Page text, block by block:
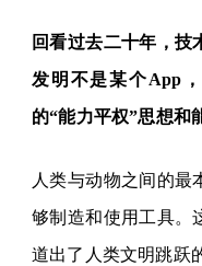
回看过去二十年，技
发明不是某个App
的“能力平权”思想和
人类与动物之间的最
够制造和使用工具。
道出了人类文明跳跃